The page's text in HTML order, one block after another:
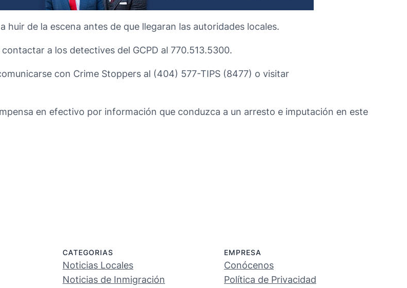
de la escena antes de que llegaran las autoridades locales.
a los detectives del GCPD al 770.513.5300.
con Crime Stoppers al (404) 577-TIPS (8477) o visitar
en efectivo por información que conduzca a un arresto e imputación en este
CATEGORIAS
Noticias Locales
Noticias de Inmigración
EMPRESA
Conócenos
Política de Privacidad